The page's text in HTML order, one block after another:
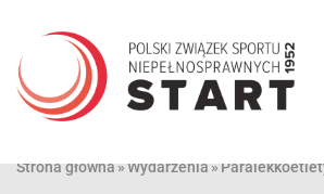
treści
Strona główna»Wydarzenia»